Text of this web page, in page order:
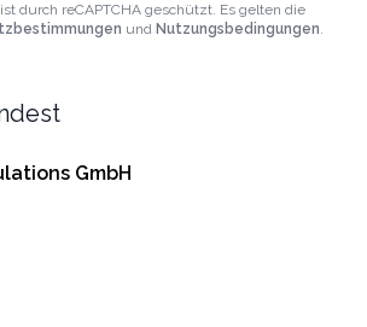
durch reCAPTCHA geschützt. Es gelten die
und Nutzungsbedingungen.
GmbH